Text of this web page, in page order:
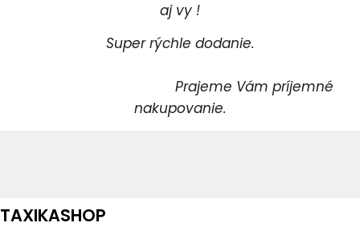
aj vy !
Super rýchle dodanie.
Prajeme Vám príjemné
nakupovanie.
TAXIKASHOP